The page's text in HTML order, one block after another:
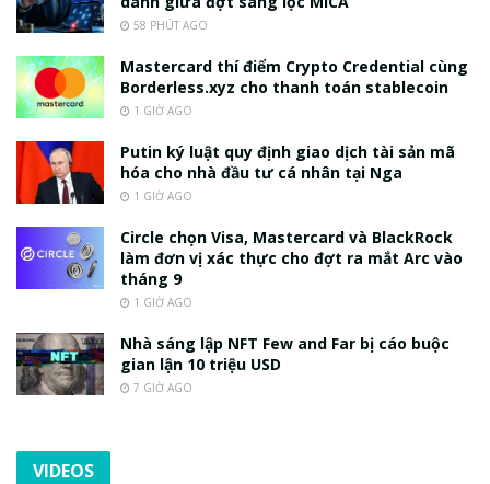
58 PHÚT AGO
Mastercard thí điểm Crypto Credential cùng
Borderless.xyz cho thanh toán stablecoin
1 GIỜ AGO
Putin ký luật quy định giao dịch tài sản mã
hóa cho nhà đầu tư cá nhân tại Nga
1 GIỜ AGO
Circle chọn Visa, Mastercard và BlackRock
làm đơn vị xác thực cho đợt ra mắt Arc vào
tháng 9
1 GIỜ AGO
Nhà sáng lập NFT Few and Far bị cáo buộc
gian lận 10 triệu USD
7 GIỜ AGO
VIDEOS